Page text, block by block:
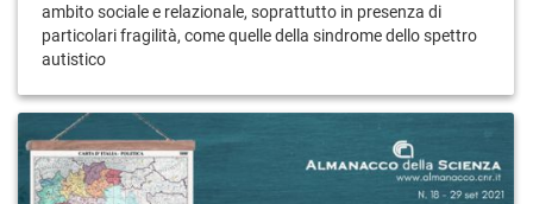
ambito sociale e relazionale, soprattutto in presenza di
particolari fragilità, come quelle della sindrome dello spettro
autistico